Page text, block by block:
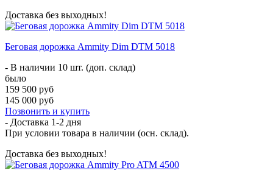
Доставка без выходных!
Беговая дорожка Ammity Dim DTM 5018
- В наличии 10 шт. (доп. склад)
было
159 500 руб
145 000 руб
Позвонить и купить
- Доставка 1-2 дня
При условии товара в наличии (осн. склад).
Доставка без выходных!